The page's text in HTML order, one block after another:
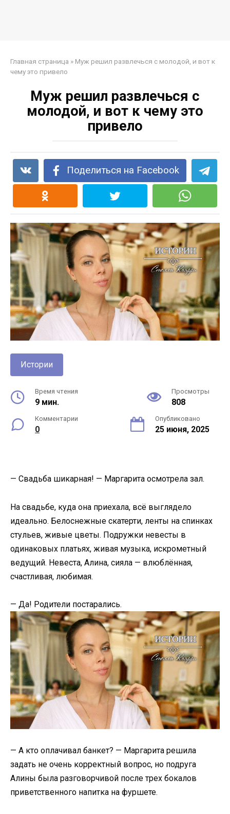
Главная страница » Муж решил развлечься с молодой, и вот к
чему это привело
Муж решил развлечься с
молодой, и вот к чему это
привело
Поделиться на Facebook
Истории
Время чтения
9 мин.
Просмотры
808
Комментарии
0
Опубликовано
25 июня, 2025
— Свадьба шикарная! — Маргарита осмотрела зал.
На свадьбе, куда она приехала, всё выглядело
идеально. Белоснежные скатерти, ленты на спинках
стульев, живые цветы. Подружки невесты в
одинаковых платьях, живая музыка, искрометный
ведущий. Невеста, Алина, сияла — влюблённая,
счастливая, любимая.
— Да! Родители постарались.
— А кто оплачивал банкет? — Маргарита решила
задать не очень корректный вопрос, но подруга
Алины была разговорчивой после трех бокалов
приветственного напитка на фуршете.